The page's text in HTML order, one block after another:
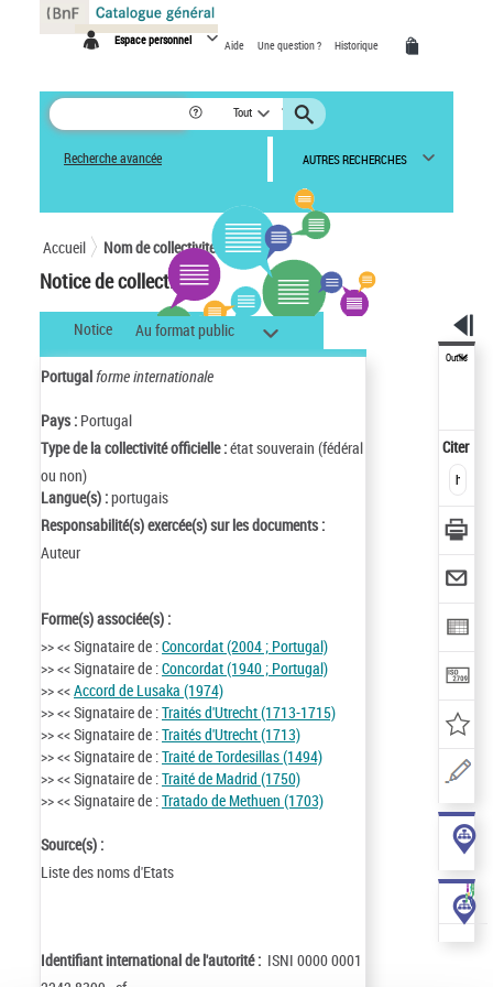
Espace personnel Aide Une question ? Historique
Tout
Recherche avancée AUTRES RECHERCHES
Accueil Nom de collectivité
Notice de collectivité
Notice Au format public
Portugalforme internationale
Pays : Portugal
Type de la collectivité officielle :état souverain (fédéral
ou non)
Langue(s) :portugais
Responsabilité(s) exercée(s) sur les documents :
Auteur
Forme(s) associée(s) :
>> << Signataire de :Concordat (2004 ; Portugal)
>> << Signataire de :Concordat (1940 ; Portugal)
>> <<Accord de Lusaka (1974)
>> << Signataire de :Traités d'Utrecht (1713-1715)
>> << Signataire de :Traités d'Utrecht (1713)
>> << Signataire de :Traité de Tordesillas (1494)
>> << Signataire de :Traité de Madrid (1750)
>> << Signataire de :Tratado de Methuen (1703)
Source(s) :
Liste des noms d'Etats
Identifiant international de l'autorité : ISNI 0000 0001
Outils
Citer
Panneau de gestion des cookies